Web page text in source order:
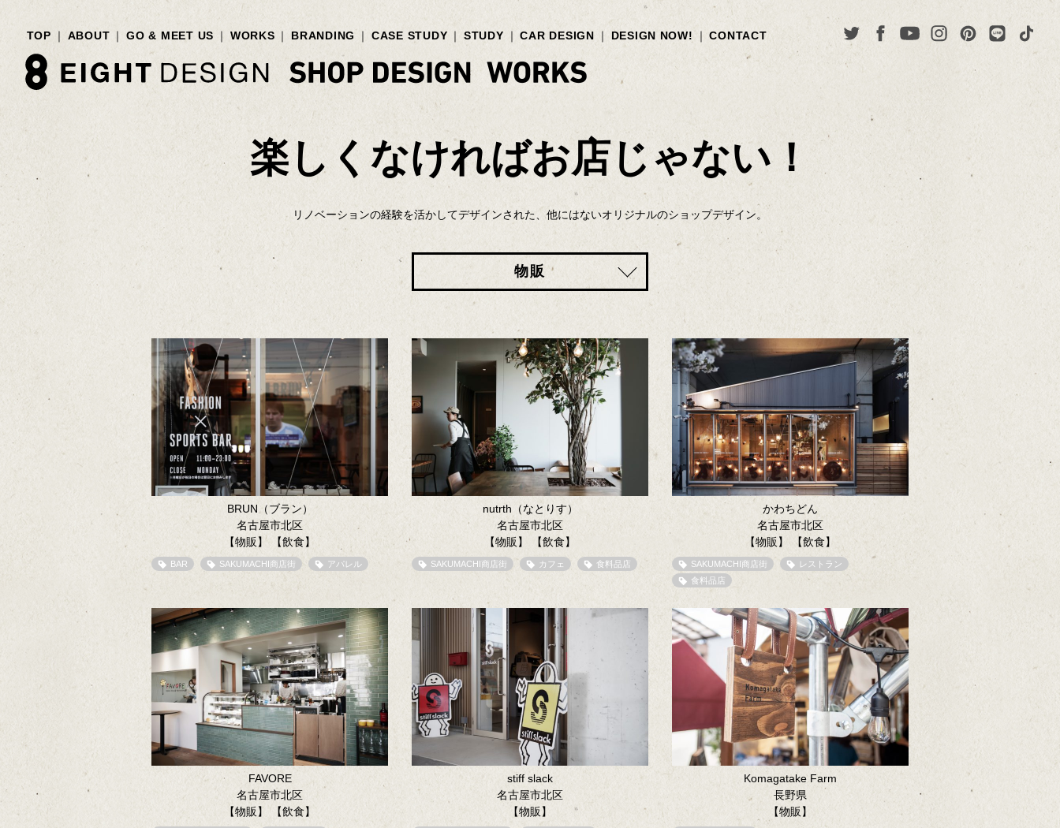
TOP ABOUT GO & MEET US WORKS BRANDING CASE STUDY STUDY CAR DESIGN DESIGN NOW! CONTACT
楽しくなければお店じゃない！
リノベーションの経験を活かしてデザインされた、他にはないオリジナルのショップデザイン。
物販
BRUN（ブラン）
名古屋市北区
【物販】
【飲食】
BAR SAKUMACHI商店街 アパレル
nutrth（なとりす）
名古屋市北区
【物販】
【飲食】
SAKUMACHI商店街 カフェ 食料品店
かわちどん
名古屋市北区
【物販】
【飲食】
SAKUMACHI商店街
レストラン
食料品店
FAVORE
名古屋市北区
【物販】
【飲食】
stiff slack
名古屋市北区
【物販】
Komagatake Farm
長野県
【物販】